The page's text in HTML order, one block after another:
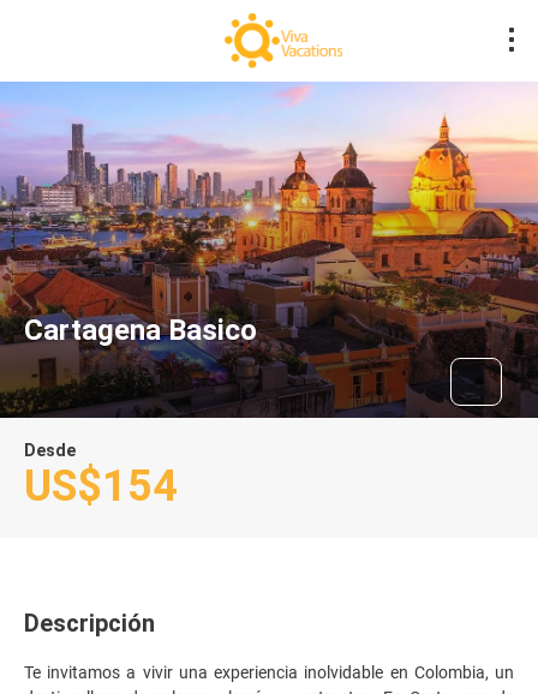
Cartagena Basico
Desde
US$154
Descripción
Te invitamos a vivir una experiencia inolvidable en Colombia, un